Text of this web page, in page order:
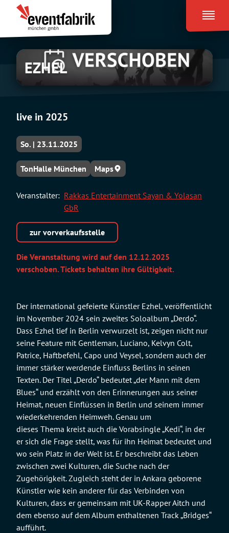
Inhalt
springen
Eventfabrik
München
EZHEL
live in 2025
Die Veranstaltung wird auf den 12.12.2025
verschoben. Tickets behalten ihre Gültigkeit.
Der international gefeierte Künstler Ezhel, veröffentlicht
im November 2024 sein zweites Soloalbum „Derdo“.
Dass Ezhel tief in Berlin verwurzelt ist, zeigen nicht nur
seine Feature mit Gentleman, Luciano, Kelvyn Colt,
Patrice, Haftbefehl, Capo und Veysel, sondern auch der
immer stärker werdende Einfluss Berlins in seinen
Texten. Der Titel „Derdo“ bedeutet „der Mann mit dem
Blues“ und erzählt von den Erinnerungen aus seiner
Heimat, neuen Einflüssen in Berlin und seinem immer
wiederkehrenden Heimweh. Genau um
dieses Thema kreist auch die Vorabsingle „Kedi“, in der
er sich die Frage stellt, was für ihn Heimat bedeutet und
wo sein Platz in der Welt ist. Er beschreibt das Leben
zwischen zwei Kulturen, die Suche nach der
Zugehörigkeit. Zugleich steht der in Ankara geborene
Künstler wie kein anderer für das Verbinden von
Kulturen, dass er gemeinsam mit UK-Rapper Aitch und
dem ebenso auf dem Album enthaltenen Track „Bridges“
aufführt.
So. | 23.11.2025
TonHalle München Maps
Veranstalter: Rakkas Entertainment Sayan & Yolasan
GbR
zur vorverkaufsstelle